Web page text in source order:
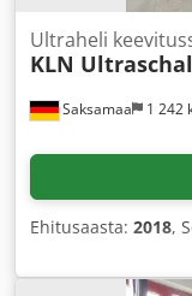
Saksamaa 1 242
Ultraheli
KLN
Ehitusaasta: 2018,